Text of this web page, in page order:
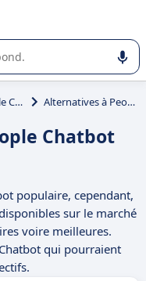
ou la sélection de
People Chatbot Alternatives à People Chatbot
Chatbot
populaire, cependant,
sur le marché
voire meilleures.
qui pourraient